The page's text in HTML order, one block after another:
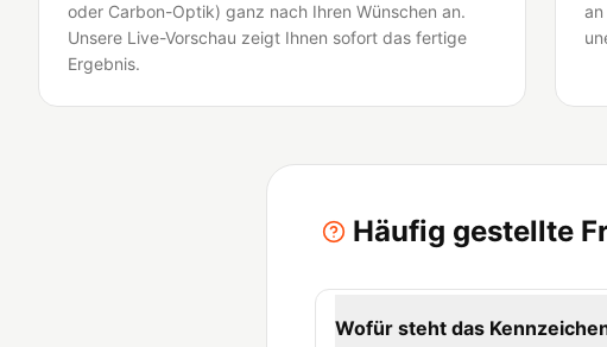
oder Carbon-Optik) ganz nach Ihren Wünschen an.
Unsere Live-Vorschau zeigt Ihnen sofort das fertige
Ergebnis.
Häufig gestellte
Wofür steht das